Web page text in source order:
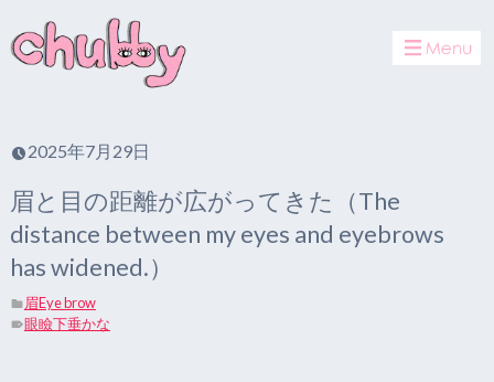
2025年7月29日
眉と目の距離が広がってきた（The
distance between my eyes and eyebrows
has widened.）
眉Eye brow
眼瞼下垂かな